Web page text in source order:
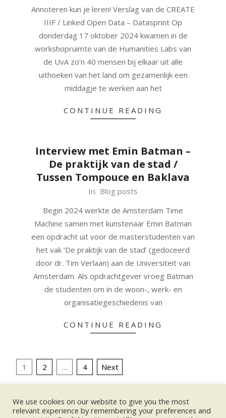
11
Annoteren kun je leren! Verslag van de CREATE
IIIF / Linked Open Data – Datasprint Op
donderdag 17 oktober 2024 kwamen in de
workshopruimte van de Humanities Labs van
de UvA zo’n 40 mensen bij elkaar uit alle
uithoeken van het land om gezamenlijk een
middagje te werken aan het
CONTINUE READING
Interview met Emin Batman –
De praktijk van de stad /
Tussen Tompouce en Baklava
In: Blog posts
Begin 2024 werkte de Amsterdam Time
Machine samen met kunstenaar Emin Batman
een opdracht uit voor de masterstudenten van
het vak ‘De praktijk van de stad’ (gedoceerd
door dr. Tim Verlaan) aan de Universiteit van
Amsterdam. Als opdrachtgever vroeg Batman
de studenten om in de woon-, werk- en
organisatiegeschiedenis van
CONTINUE READING
Posts
pagination
1 2 … 4 Next
UPCOMING EVENTS:
We use cookies on our website to give you the most
relevant experience by remembering your preferences and